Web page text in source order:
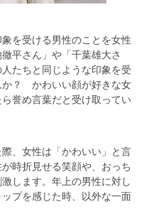
を受ける男性のことを女性
平さん」や「千葉雄大さ
たちと同じような印象を受
か？ かわいい顔が好きな女
誉め言葉だと受け取ってい
、女性は「かわいい」と言
時折見せる笑顔や、おっち
します。年上の男性に対し
プを感じた時、以外な一面